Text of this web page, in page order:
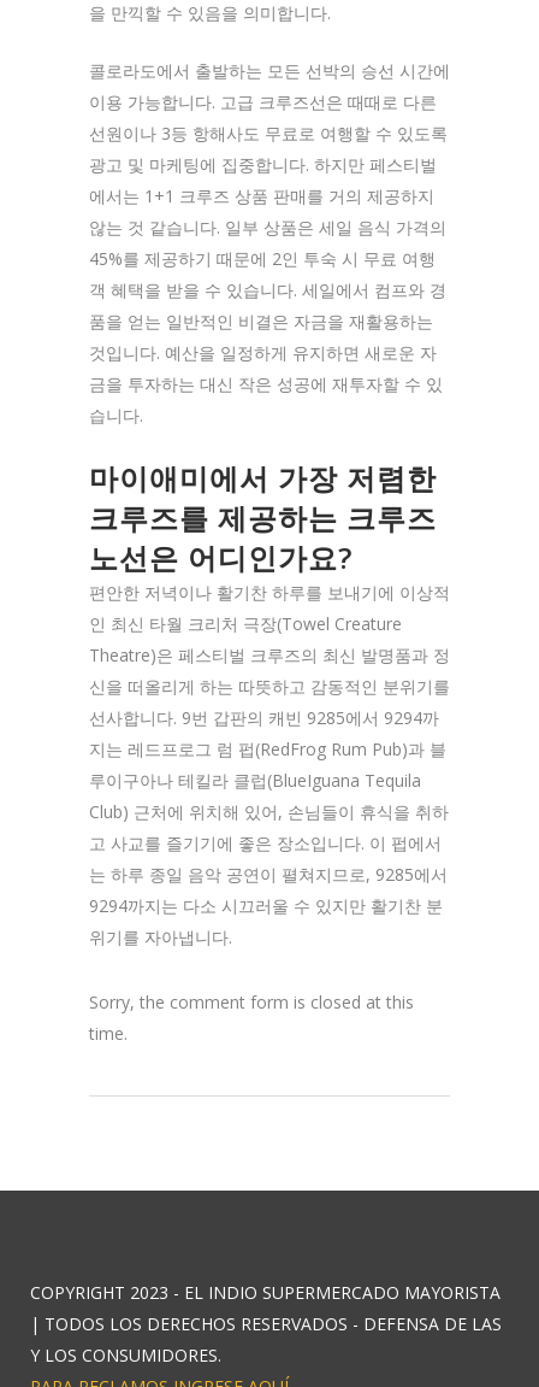
을 만끽할 수 있음을 의미합니다.
콜로라도에서 출발하는 모든 선박의 승선 시간에
이용 가능합니다. 고급 크루즈선은 때때로 다른
선원이나 3등 항해사도 무료로 여행할 수 있도록
광고 및 마케팅에 집중합니다. 하지만 페스티벌
에서는 1+1 크루즈 상품 판매를 거의 제공하지
않는 것 같습니다. 일부 상품은 세일 음식 가격의
45%를 제공하기 때문에 2인 투숙 시 무료 여행
객 혜택을 받을 수 있습니다. 세일에서 컴프와 경
품을 얻는 일반적인 비결은 자금을 재활용하는
것입니다. 예산을 일정하게 유지하면 새로운 자
금을 투자하는 대신 작은 성공에 재투자할 수 있
습니다.
마이애미에서 가장 저렴한
크루즈를 제공하는 크루즈
노선은 어디인가요?
편안한 저녁이나 활기찬 하루를 보내기에 이상적
인 최신 타월 크리처 극장(Towel Creature
Theatre)은 페스티벌 크루즈의 최신 발명품과 정
신을 떠올리게 하는 따뜻하고 감동적인 분위기를
선사합니다. 9번 갑판의 캐빈 9285에서 9294까
지는 레드프로그 럼 펍(RedFrog Rum Pub)과 블
루이구아나 테킬라 클럽(BlueIguana Tequila
Club) 근처에 위치해 있어, 손님들이 휴식을 취하
고 사교를 즐기기에 좋은 장소입니다. 이 펍에서
는 하루 종일 음악 공연이 펼쳐지므로, 9285에서
9294까지는 다소 시끄러울 수 있지만 활기찬 분
위기를 자아냅니다.
Sorry, the comment form is closed at this
time.
COPYRIGHT 2023 - EL INDIO SUPERMERCADO MAYORISTA
| TODOS LOS DERECHOS RESERVADOS - DEFENSA DE LAS
Y LOS CONSUMIDORES.